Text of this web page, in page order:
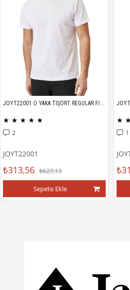
JOYT22001 O YAKA TİŞÖRT REGULAR FIT %100 PAMUK COMPACK PENYE
★ ★ ★ ★ ★
2
JOYT22001
₺313,56 ₺627,13
Sepete Ekle
★
1